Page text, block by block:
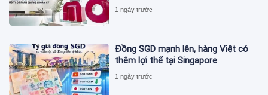
1 ngày trước
Đồng SGD mạnh lên, hàng Việt có
thêm lợi thế tại Singapore
1 ngày trước